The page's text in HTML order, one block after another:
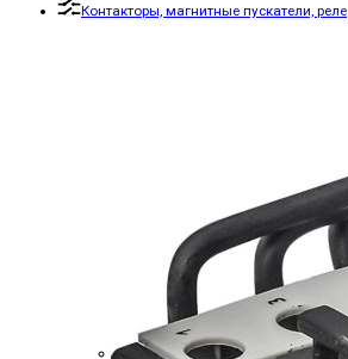
Контакторы, магнитные пускатели, реле